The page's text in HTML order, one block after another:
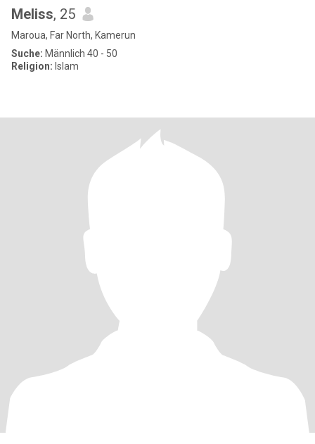
Meliss, 25
Maroua, Far North, Kamerun
Suche: Männlich 40 - 50
Religion: Islam